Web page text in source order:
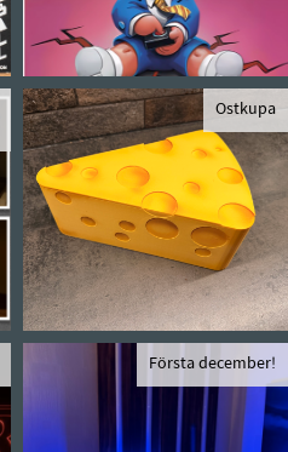
Ostkupa
Första december!